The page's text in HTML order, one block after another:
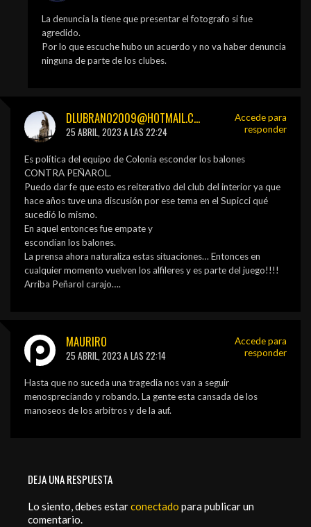
La denuncia la tiene que presentar el fotografo si fue
agredido.
Por lo que escuche hubo un acuerdo y no va haber denuncia
ninguna de parte de los clubes.
DLUBRANO2009@HOTMAIL.COM
25 ABRIL, 2023 A LAS 22:24
Es política del equipo de Colonia esconder los balones
CONTRA PEÑAROL.
Puedo dar fe que esto es reiterativo del club del interior ya que
hace años tuve una discusión por ese tema en el Supicci qué
sucedió lo mismo.
En aquel entonces fue empate y
escondían los balones.
La prensa ahora naturaliza estas situaciones… Entonces en
cualquier momento vuelven los alfileres y es parte del juego!!!!
Arriba Peñarol carajo….
Accede para
responder
MAURIRO
25 ABRIL, 2023 A LAS 22:14
Hasta que no suceda una tragedia nos van a seguir
menospreciando y robando. La gente esta cansada de los
manoseos de los arbitros y de la auf.
Accede para
responder
DEJA UNA RESPUESTA
Lo siento, debes estarconectado para publicar un
comentario.